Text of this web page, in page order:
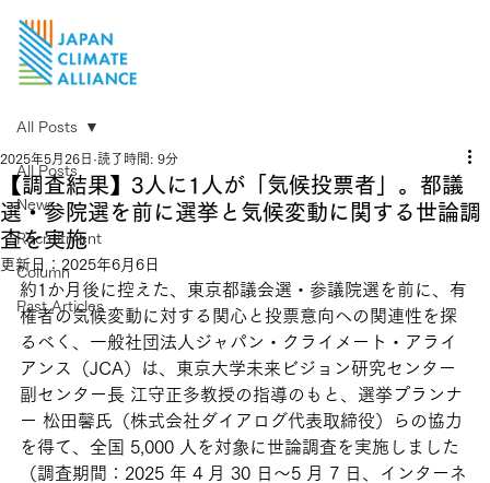
All Posts
News
Recruitment
Column
Past Articles
All Posts
【調査結果】3人に1人が「気候投票者」。都議
選・参院選を前に選挙と気候変動に関する世論調
査を実施
2025年5月26日 読了時間: 9分
更新日： 2025年6月6日
約1か月後に控えた、東京都議会選・参議院選を前に、有
権者の気候変動に対する関心と投票意向への関連性を探
るべく、一般社団法人ジャパン・クライメート・アライ
アンス（JCA）は、東京大学未来ビジョン研究センター
副センター長 江守正多教授の指導のもと、選挙プランナ
ー 松田馨氏（株式会社ダイアログ代表取締役）らの協力
を得て、全国 5,000 人を対象に世論調査を実施しました
（調査期間：2025 年 4 月 30 日〜5 月 7 日、インターネ